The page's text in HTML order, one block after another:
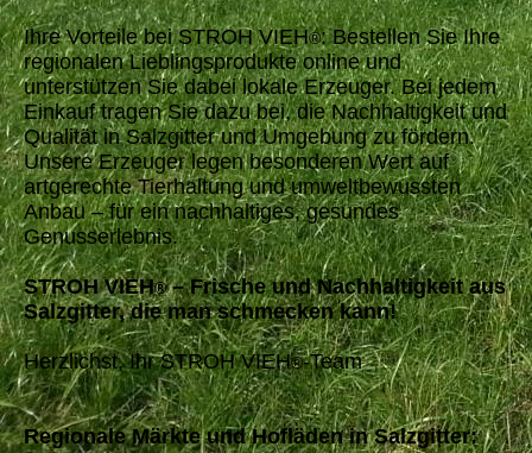
Ihre Vorteile bei STROH VIEH®: Bestellen Sie Ihre
regionalen Lieblingsprodukte online und
unterstützen Sie dabei lokale Erzeuger. Bei jedem
Einkauf tragen Sie dazu bei, die Nachhaltigkeit und
Qualität in Salzgitter und Umgebung zu fördern.
Unsere Erzeuger legen besonderen Wert auf
artgerechte Tierhaltung und umweltbewussten
Anbau – für ein nachhaltiges, gesundes
Genusserlebnis.
STROH VIEH®– Frische und Nachhaltigkeit aus
Salzgitter, die man schmecken kann!
Herzlichst, Ihr STROH VIEH®-Team
Regionale Märkte und Hofläden in Salzgitter: